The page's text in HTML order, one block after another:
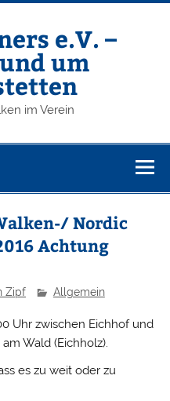
e.V. –
um
im Verein
Nordic
Achtung
Zipf Allgemein
Uhr zwischen Eichhof und
Wald (Eichholz).
es zu weit oder zu